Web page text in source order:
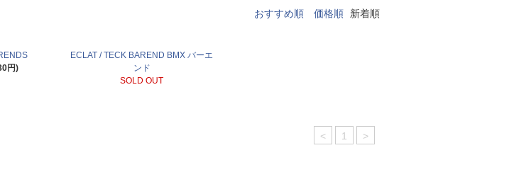
おすすめ順 価格順 新着順
円)
ECLAT / TECK BAREND BMX バーエ
ンド
SOLD OUT
< 1 >